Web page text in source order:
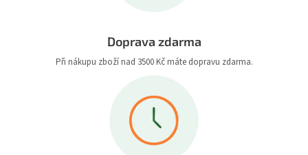
Doprava zdarma
Při nákupu zboží nad 3500 Kč máte dopravu zdarma.